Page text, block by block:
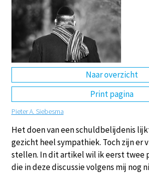
Naar overzicht
Print pagina
Pieter A. Siebesma
Het doen van een schuldbelijdenis
gezicht heel sympathiek. Toch zijn er
stellen. In dit artikel wil ik eerst twee
die in deze discussie volgens mij nog